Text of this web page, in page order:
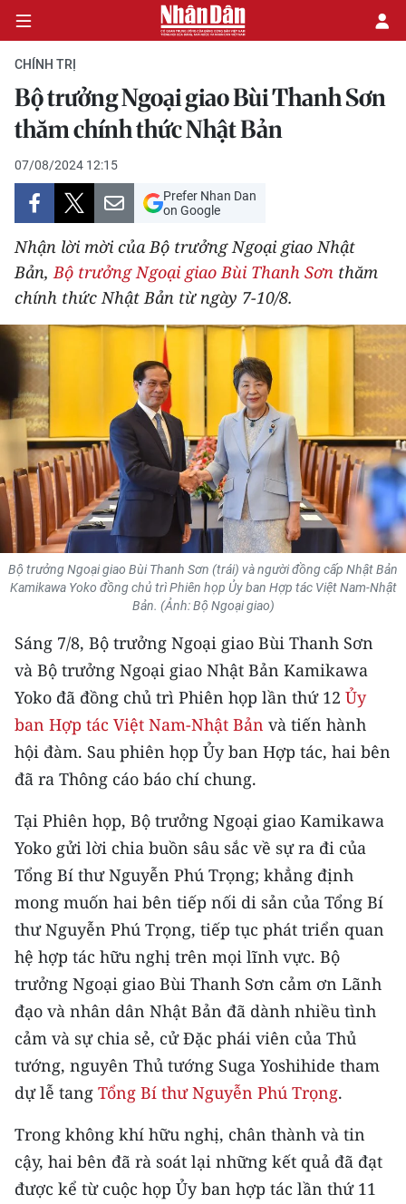
CHÍNH TRỊ
KINH TẾ
VĂN HÓA
XÃ HỘI
PHÁP LUẬT
DU LỊCH
THẾ GIỚI
THỂ THAO
GIÁO DỤC
Y TẾ
KHOA HỌC - CÔNG NGHỆ
BẠN ĐỌC
KIỂM CHỨNG THÔNG TIN
TRI THỨC CHUYÊN SÂU
54 DÂN TỘC VIỆT NAM
CHƯƠNG TRÌNH OCOP - MỖI XÃ
MỘT SẢN PHẨM
RADIO
MEDIA CENTER
E-Magazine
Video
Media Chính trị
Media Kinh tế
Media Văn hóa
Media Xã hội
CHÍNH TRỊ
Bộ trưởng Ngoại giao Bùi Thanh Sơn
thăm chính thức Nhật Bản
07/08/2024 12:15
Prefer Nhan Dan
on Google
Nhận lời mời của Bộ trưởng Ngoại giao Nhật
Bản,Bộ trưởng Ngoại giao Bùi Thanh Sơn thăm
chính thức Nhật Bản từ ngày 7-10/8.
Bộ trưởng Ngoại giao Bùi Thanh Sơn (trái) và người đồng cấp Nhật Bản
Kamikawa Yoko đồng chủ trì Phiên họp Ủy ban Hợp tác Việt Nam-Nhật
Bản. (Ảnh: Bộ Ngoại giao)
Sáng 7/8, Bộ trưởng Ngoại giao Bùi Thanh Sơn
và Bộ trưởng Ngoại giao Nhật Bản Kamikawa
Yoko đã đồng chủ trì Phiên họp lần thứ 12 Ủy
ban Hợp tác Việt Nam-Nhật Bản và tiến hành
hội đàm. Sau phiên họp Ủy ban Hợp tác, hai bên
đã ra Thông cáo báo chí chung.
Tại Phiên họp, Bộ trưởng Ngoại giao Kamikawa
Yoko gửi lời chia buồn sâu sắc về sự ra đi của
Tổng Bí thư Nguyễn Phú Trọng; khẳng định
mong muốn hai bên tiếp nối di sản của Tổng Bí
thư Nguyễn Phú Trọng, tiếp tục phát triển quan
hệ hợp tác hữu nghị trên mọi lĩnh vực. Bộ
trưởng Ngoại giao Bùi Thanh Sơn cảm ơn Lãnh
đạo và nhân dân Nhật Bản đã dành nhiều tình
cảm và sự chia sẻ, cử Đặc phái viên của Thủ
tướng, nguyên Thủ tướng Suga Yoshihide tham
dự lễ tang Tổng Bí thư Nguyễn Phú Trọng.
Trong không khí hữu nghị, chân thành và tin
cậy, hai bên đã rà soát lại những kết quả đã đạt
được kể từ cuộc họp Ủy ban hợp tác lần thứ 11